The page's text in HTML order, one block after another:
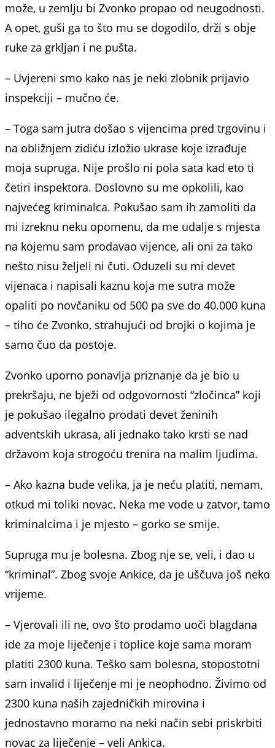
može, u zemlju bi Zvonko propao od neugodnosti.
A opet, guši ga to što mu se dogodilo, drži s obje
ruke za grkljan i ne pušta.
– Uvjereni smo kako nas je neki zlobnik prijavio
inspekciji – mučno će.
– Toga sam jutra došao s vijencima pred trgovinu i
na obližnjem zidiću izložio ukrase koje izrađuje
moja supruga. Nije prošlo ni pola sata kad eto ti
četiri inspektora. Doslovno su me opkolili, kao
najvećeg kriminalca. Pokušao sam ih zamoliti da
mi izreknu neku opomenu, da me udalje s mjesta
na kojemu sam prodavao vijence, ali oni za tako
nešto nisu željeli ni čuti. Oduzeli su mi devet
vijenaca i napisali kaznu koja me sutra može
opaliti po novčaniku od 500 pa sve do 40.000 kuna
– tiho će Zvonko, strahujući od brojki o kojima je
samo čuo da postoje.
Zvonko uporno ponavlja priznanje da je bio u
prekršaju, ne bježi od odgovornosti “zločinca” koji
je pokušao ilegalno prodati devet ženinih
adventskih ukrasa, ali jednako tako krsti se nad
državom koja strogoću trenira na malim ljudima.
– Ako kazna bude velika, ja je neću platiti, nemam,
otkud mi toliki novac. Neka me vode u zatvor, tamo
kriminalcima i je mjesto – gorko se smije.
Supruga mu je bolesna. Zbog nje se, veli, i dao u
“kriminal”. Zbog svoje Ankice, da je uščuva još neko
vrijeme.
– Vjerovali ili ne, ovo što prodamo uoči blagdana
ide za moje liječenje i toplice koje sama moram
platiti 2300 kuna. Teško sam bolesna, stopostotni
sam invalid i liječenje mi je neophodno. Živimo od
2300 kuna naših zajedničkih mirovina i
jednostavno moramo na neki način sebi priskrbiti
novac za liječenje – veli Ankica.